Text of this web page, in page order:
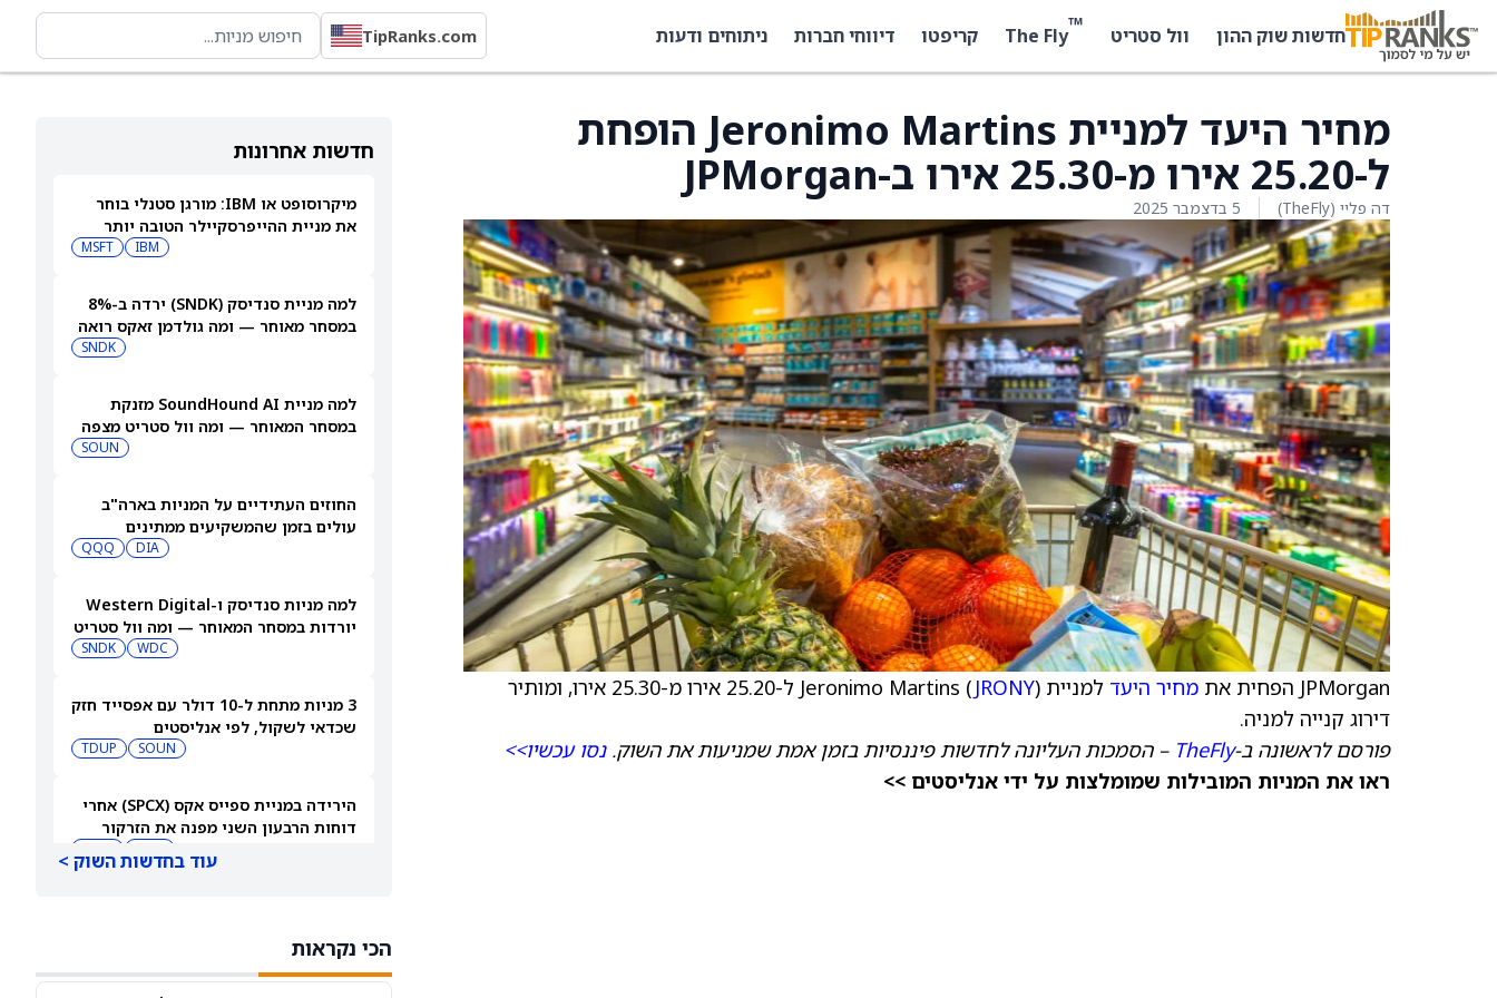
חדשות שוק ההון וול סטריט ™
The Fly קריפטו דיווחי חברות ניתוחים ודעות TipRanks.com
חדשות אחרונות
מיקרוסופט או IBM: מורגן סטנלי בוחר
את מניית ההייפרסקיילר הטובה יותר
IBM
MSFT
למה מניית סנדיסק (SNDK) ירדה ב-8%
במסחר מאוחר — ומה גולדמן זאקס רואה
SNDK
למה מניית SoundHound AI מזנקת
במסחר המאוחר — ומה וול סטריט מצפה
SOUN
החוזים העתידיים על המניות בארה"ב
עולים בזמן שהמשקיעים ממתינים
DIA
QQQ
למה מניות סנדיסק ו-Western Digital
יורדות במסחר המאוחר — ומה וול סטריט
WDC
SNDK
3 מניות מתחת ל-10 דולר עם אפסייד חזק
שכדאי לשקול, לפי אנליסטים
SOUN
TDUP
הירידה במניית ספייס אקס (SPCX) אחרי
דוחות הרבעון השני מפנה את הזרקור
לקרנות סל חלל עם חשיפה גבוהה
מחירי היעד. הנה הסיבה
עוד בחדשות השוק >
הכי נקראות
מחיר היעד למניית Jeronimo Martins הופחת
ל-25.20 אירו מ-25.30 אירו ב-JPMorgan
דה פליי (TheFly) 5 בדצמבר 2025
JPMorgan הפחית את מחיר היעד למניית Jeronimo Martins ( JRONY
) ל-25.20 אירו מ-25.30 אירו, ומותיר
דירוג קנייה למניה.
פורסם לראשונה ב-TheFly – הסמכות העליונה לחדשות פיננסיות בזמן אמת שמניעות את השוק.נסו עכשיו>>
ראו את המניות המובילות שמומלצות על ידי אנליסטים >>